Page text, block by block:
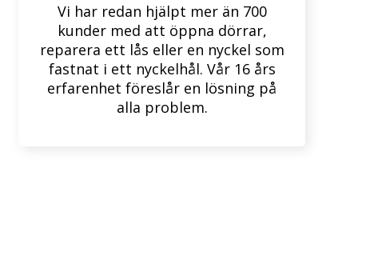
Vi har redan hjälpt mer än 700
kunder med att öppna dörrar,
reparera ett lås eller en nyckel som
fastnat i ett nyckelhål. Vår 16 års
erfarenhet föreslår en lösning på
alla problem.